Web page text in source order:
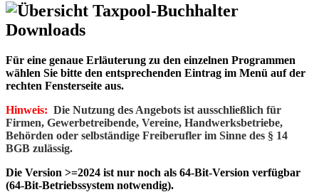
Übersicht Taxpool-Buchhalter
Downloads
Für eine genaue Erläuterung zu den einzelnen Programmen
wählen Sie bitte den entsprechenden Eintrag im Menü auf der
rechten Fensterseite aus.
Hinweis: Die Nutzung des Angebots ist ausschließlich für
Firmen, Gewerbetreibende, Vereine, Handwerksbetriebe,
Behörden oder selbständige Freiberufler im Sinne des § 14
BGB zulässig.
Die Version >=2024 ist nur noch als 64-Bit-Version verfügbar
(64-Bit-Betriebssystem notwendig).